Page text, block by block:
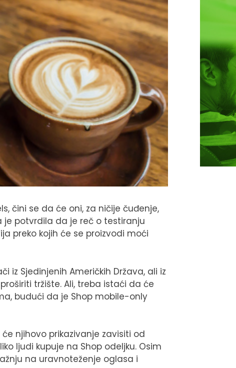
čini se da će oni, za ničije čuđenje,
je potvrdila da je reč o testiranju
preko kojih će se proizvodi moći
iz Sjedinjenih Američkih Država, ali iz
tržište. Ali, treba istaći da će
budući da je Shop mobile-only
njihovo prikazivanje zavisiti od
ljudi kupuje na Shop odeljku. Osim
na uravnoteženje oglasa i